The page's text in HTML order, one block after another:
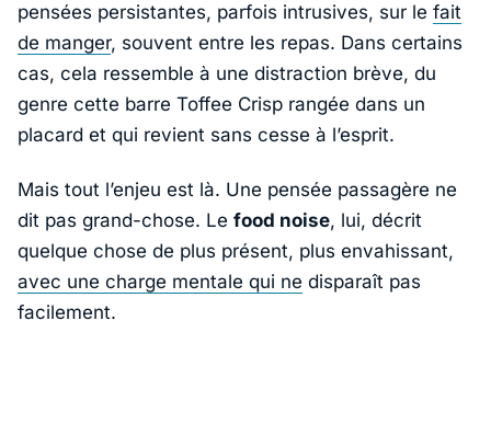
pensées persistantes, parfois intrusives, sur le fait
de manger, souvent entre les repas. Dans certains
cas, cela ressemble à une distraction brève, du
genre cette barre Toffee Crisp rangée dans un
placard et qui revient sans cesse à l’esprit.
Mais tout l’enjeu est là. Une pensée passagère ne
dit pas grand-chose. Le food noise, lui, décrit
quelque chose de plus présent, plus envahissant,
avec une charge mentale qui ne disparaît pas
facilement.